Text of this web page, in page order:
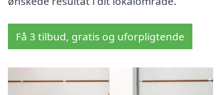
Få 3 tilbud, gratis og uforpligtende